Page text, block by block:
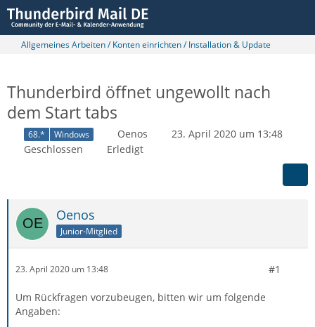
Allgemeines Arbeiten / Konten einrichten / Installation & Update
Thunderbird öffnet ungewollt nach
dem Start tabs
68.* Windows Oenos
23. April 2020 um 13:48
Geschlossen
Erledigt
Oenos
Junior-Mitglied
23. April 2020 um 13:48 #1
Um Rückfragen vorzubeugen, bitten wir um folgende
Angaben: